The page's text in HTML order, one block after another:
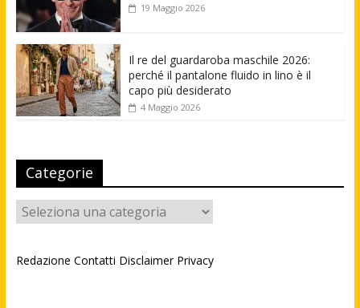
19 Maggio 2026
Il re del guardaroba maschile 2026:
perché il pantalone fluido in lino è il
capo più desiderato
4 Maggio 2026
Categorie
Categorie
Redazione Contatti Disclaimer Privacy